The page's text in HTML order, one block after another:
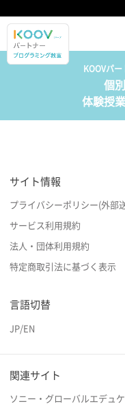
プログラミング
カリキュラム紹
サポート
KOOVパ
個
体験授
サイト情報
プライバシーポリシー(外部
サービス利用規約
法人・団体利用規約
特定商取引法に基づく表示
言語切替
JP/EN
関連サイト
ソニー・グローバルエデュ